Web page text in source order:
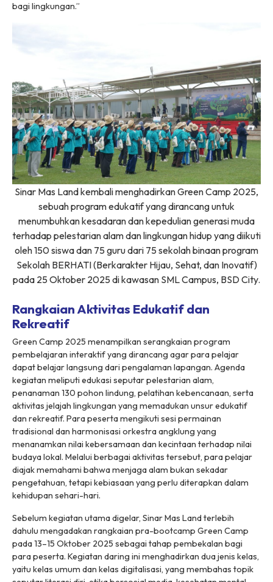
bagi lingkungan.”
Sinar Mas Land kembali menghadirkan Green Camp 2025,
sebuah program edukatif yang dirancang untuk
menumbuhkan kesadaran dan kepedulian generasi muda
terhadap pelestarian alam dan lingkungan hidup yang diikuti
oleh 150 siswa dan 75 guru dari 75 sekolah binaan program
Sekolah BERHATI (Berkarakter Hijau, Sehat, dan Inovatif)
pada 25 Oktober 2025 di kawasan SML Campus, BSD City.
Rangkaian Aktivitas Edukatif dan
Rekreatif
Green Camp 2025 menampilkan serangkaian program
pembelajaran interaktif yang dirancang agar para pelajar
dapat belajar langsung dari pengalaman lapangan. Agenda
kegiatan meliputi edukasi seputar pelestarian alam,
penanaman 130 pohon lindung, pelatihan kebencanaan, serta
aktivitas jelajah lingkungan yang memadukan unsur edukatif
dan rekreatif. Para peserta mengikuti sesi permainan
tradisional dan harmonisasi orkestra angklung yang
menanamkan nilai kebersamaan dan kecintaan terhadap nilai
budaya lokal. Melalui berbagai aktivitas tersebut, para pelajar
diajak memahami bahwa menjaga alam bukan sekadar
pengetahuan, tetapi kebiasaan yang perlu diterapkan dalam
kehidupan sehari-hari.
Sebelum kegiatan utama digelar, Sinar Mas Land terlebih
dahulu mengadakan rangkaian pra-bootcamp Green Camp
pada 13–15 Oktober 2025 sebagai tahap pembekalan bagi
para peserta. Kegiatan daring ini menghadirkan dua jenis kelas,
yaitu kelas umum dan kelas digitalisasi, yang membahas topik